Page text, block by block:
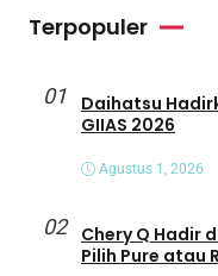
Terpopuler
01
Daihatsu Hadirkan Tiga
GIIAS 2026
Agustus 1, 2026
02
Chery Q Hadir
Pilih Pure atau